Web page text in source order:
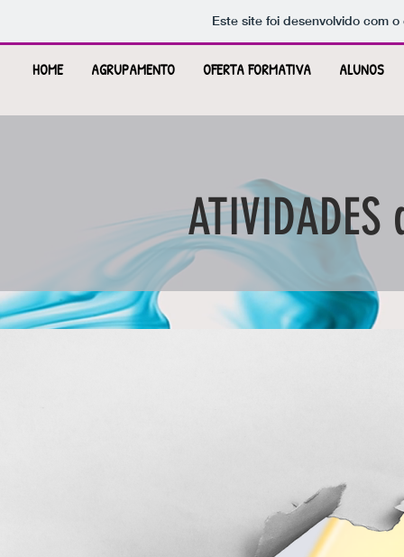
Este site foi desenvolvido com
HOME AGRUPAMENTO OFERTA FORMATIVA ALUNOS
ATIVIDADES